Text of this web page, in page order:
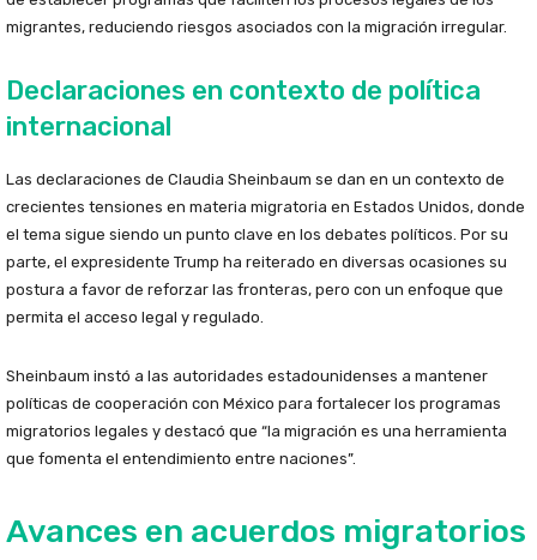
migrantes, reduciendo riesgos asociados con la migración irregular.
Declaraciones en contexto de política
internacional
Las declaraciones de Claudia Sheinbaum se dan en un contexto de
crecientes tensiones en materia migratoria en Estados Unidos, donde
el tema sigue siendo un punto clave en los debates políticos. Por su
parte, el expresidente Trump ha reiterado en diversas ocasiones su
postura a favor de reforzar las fronteras, pero con un enfoque que
permita el acceso legal y regulado.
Sheinbaum instó a las autoridades estadounidenses a mantener
políticas de cooperación con México para fortalecer los programas
migratorios legales y destacó que “la migración es una herramienta
que fomenta el entendimiento entre naciones”.
Avances en acuerdos migratorios